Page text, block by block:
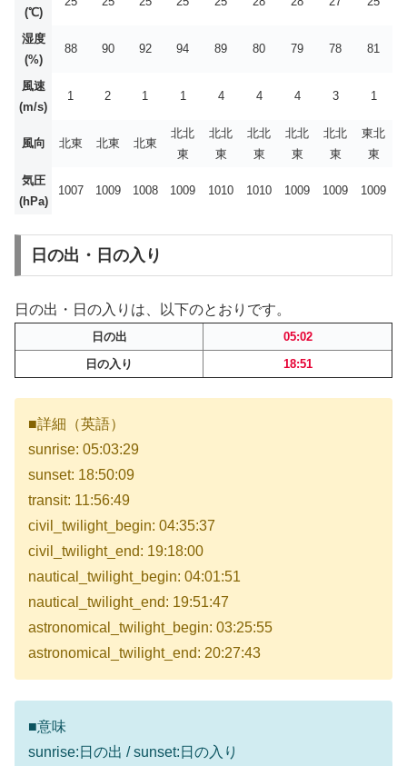
(℃)
湿度
(%)
88 90 92 94 89 80 79 78 81
風速
(m/s)
1 2 1 1 4 4 4 3 1
風向 北東 北東 北東
北北
東
北北
東
北北
東
北北
東
北北
東
東北
東
気圧
(hPa)
1007 1009 1008 1009 1010 1010 1009 1009 1009
日の出・日の入り
日の出・日の入りは、以下のとおりです。
日の出
05:02
日の入り
18:51
■詳細（英語）
sunrise: 05:03:29
sunset: 18:50:09
transit: 11:56:49
civil_twilight_begin: 04:35:37
civil_twilight_end: 19:18:00
nautical_twilight_begin: 04:01:51
nautical_twilight_end: 19:51:47
astronomical_twilight_begin: 03:25:55
astronomical_twilight_end: 20:27:43
■意味
sunrise:日の出 / sunset:日の入り